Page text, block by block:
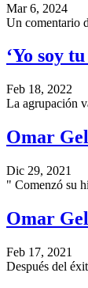
Mar 6, 2024
Un comentario
‘Yo soy
Feb 18, 2022
La agrupación
Omar
Dic 29, 2021
" Comenzó su
Omar
Feb 17, 2021
Después del